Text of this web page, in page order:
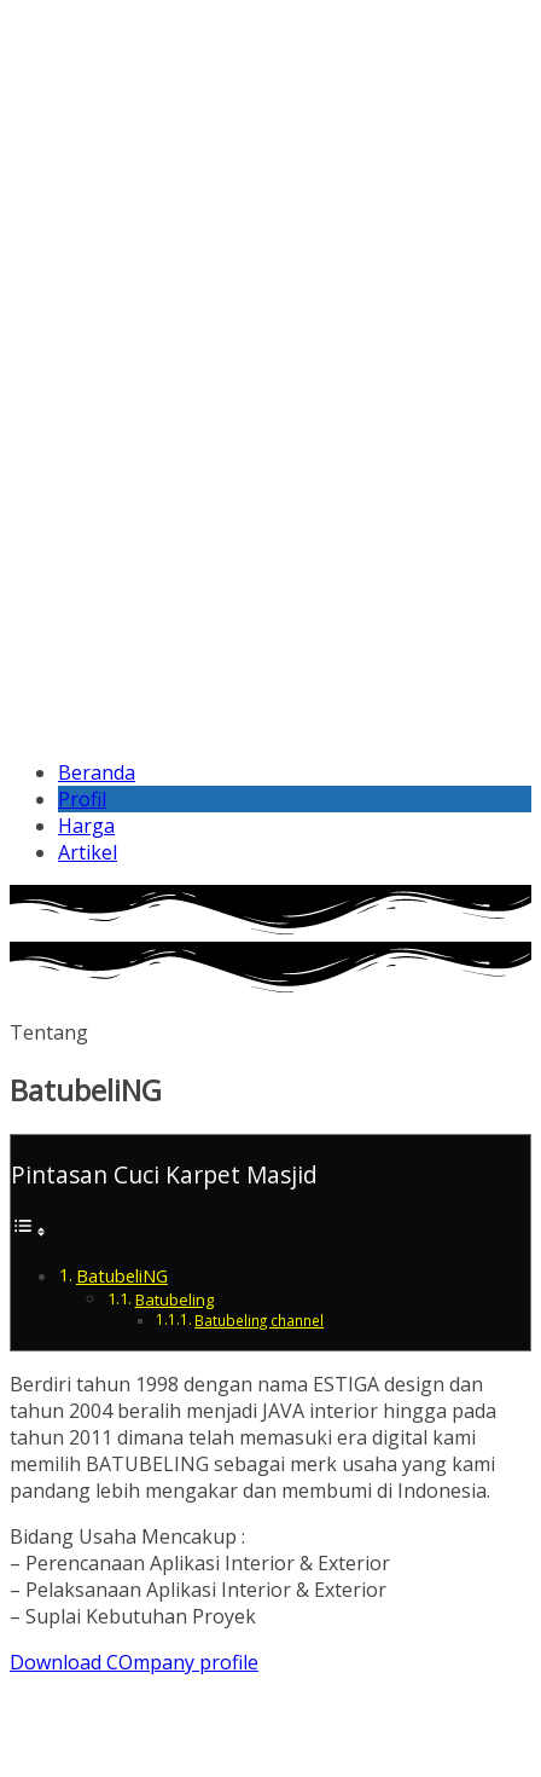
Beranda
Profil
Harga
Artikel
Tentang
BatubeliNG
Pintasan Cuci Karpet Masjid
BatubeliNG
Batubeling
Batubeling channel
Berdiri tahun 1998 dengan nama ESTIGA design dan
tahun 2004 beralih menjadi JAVA interior hingga pada
tahun 2011 dimana telah memasuki era digital kami
memilih BATUBELING sebagai merk usaha yang kami
pandang lebih mengakar dan membumi di Indonesia.
Bidang Usaha Mencakup :
– Perencanaan Aplikasi Interior & Exterior
– Pelaksanaan Aplikasi Interior & Exterior
– Suplai Kebutuhan Proyek
Download COmpany profile